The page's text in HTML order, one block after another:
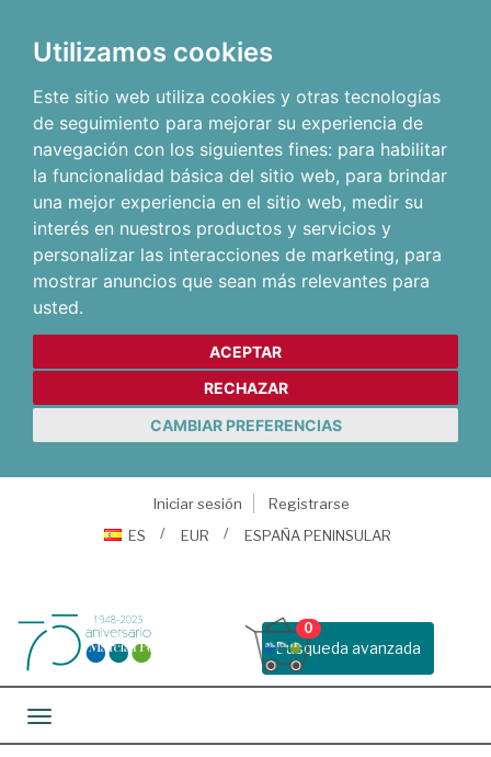
Utilizamos cookies
Este sitio web utiliza cookies y otras tecnologías
de seguimiento para mejorar su experiencia de
navegación con los siguientes fines: para habilitar
la funcionalidad básica del sitio web, para brindar
una mejor experiencia en el sitio web, medir su
interés en nuestros productos y servicios y
personalizar las interacciones de marketing, para
mostrar anuncios que sean más relevantes para
usted.
ACEPTAR
RECHAZAR
CAMBIAR PREFERENCIAS
Iniciar sesión
Registrarse
ES
EUR ESPAÑA PENINSULAR
Busqueda avanzada
0
Toggle navigation